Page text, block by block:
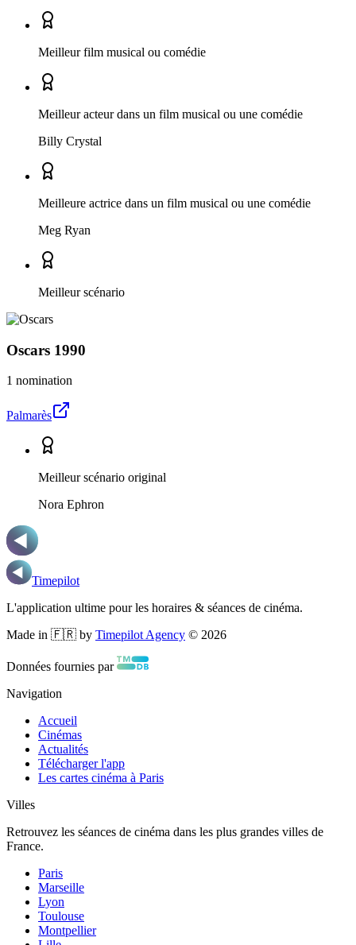
Meilleur film musical ou comédie
Meilleur acteur dans un film musical ou une comédie
Billy Crystal
Meilleure actrice dans un film musical ou une comédie
Meg Ryan
Meilleur scénario
Oscars 1990
1 nomination
Palmarès
Meilleur scénario original
Nora Ephron
Timepilot
L'application ultime pour les horaires & séances de cinéma.
Made in 🇫🇷 by Timepilot Agency © 2026
Données fournies par
Navigation
Accueil
Cinémas
Actualités
Télécharger l'app
Les cartes cinéma à Paris
Villes
Retrouvez les séances de cinéma dans les plus grandes villes de
France.
Paris
Marseille
Lyon
Toulouse
Montpellier